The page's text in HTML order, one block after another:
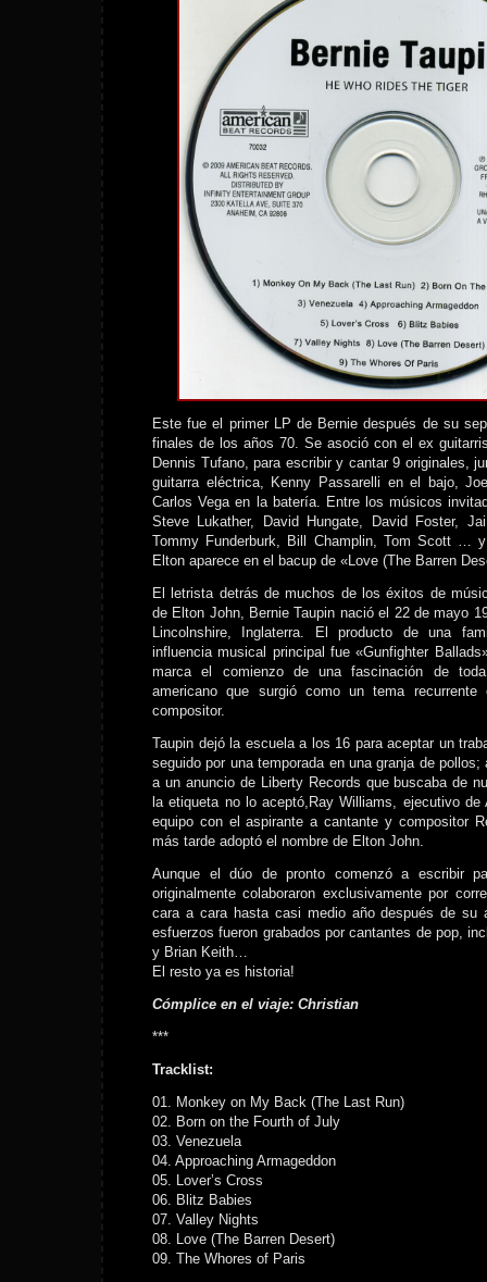
Este fue el primer LP de Bernie después de su
finales de los años 70. Se asoció con el ex
Dennis Tufano, para escribir y cantar 9 originales,
guitarra eléctrica, Kenny Passarelli en el bajo,
Carlos Vega en la batería. Entre los músicos
Steve Lukather, David Hungate, David Foster,
Tommy Funderburk, Bill Champlin, Tom Scott …
Elton aparece en el bacup de «Love (The Barren
El letrista detrás de muchos de los éxitos de
de Elton John, Bernie Taupin nació el 22 de mayo
Lincolnshire, Inglaterra. El producto de una
influencia musical principal fue «Gunfighter
marca el comienzo de una fascinación de
americano que surgió como un tema
compositor.
Taupin dejó la escuela a los 16 para aceptar un
seguido por una temporada en una granja de
a un anuncio de Liberty Records que buscaba de
la etiqueta no lo aceptó,Ray Williams, ejecutivo de
equipo con el aspirante a cantante y compositor
más tarde adoptó el nombre de Elton John.
Aunque el dúo de pronto comenzó a escribir
originalmente colaboraron exclusivamente por
cara a cara hasta casi medio año después de su
esfuerzos fueron grabados por cantantes de pop,
y Brian Keith…
El resto ya es historia!
Cómplice en el viaje: Christian
***
Tracklist:
01. Monkey on My Back (The Last Run)
02. Born on the Fourth of July
03. Venezuela
04. Approaching Armageddon
05. Lover’s Cross
06. Blitz Babies
07. Valley Nights
08. Love (The Barren Desert)
09. The Whores of Paris